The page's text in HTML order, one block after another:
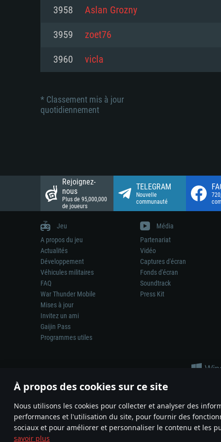
À propos des cookies sur ce site
Nous utilisons les cookies pour collecter et analyser des
performances et l'utilisation du site, pour fournir des
sociaux et pour améliorer et personnaliser le contenu et les
savoir plus
Disque dur: 23.1 Go (client
Disque dur: 62,2 Go (client
Connection: Connexion Internet
Disque dur: 62,2 Go (client
3958 Aslan Grozny
3959 zoet76
3960 vicla
* Classement mis à jour
quotidiennement
Rejoignez-
nous
Plus de 95,000,000
de joueurs
TELEGRAM
Nouvelle
communauté
Jeu
A propos du jeu
Actualités
Développement
Véhicules militaires
FAQ
War Thunder Mobile
Mises à jour
Invitez un ami
Gaijin Pass
Programmes utiles
Média
Partenariat
Vidéo
Captures d'écran
Fonds d'écran
Soundtrack
Press Kit
La représentation d’une arme ou d’un véhicule réel dans ce jeu
© 2011—2026 Gaijin Games Kft. All trademarks, logos and brand
Termes et conditions